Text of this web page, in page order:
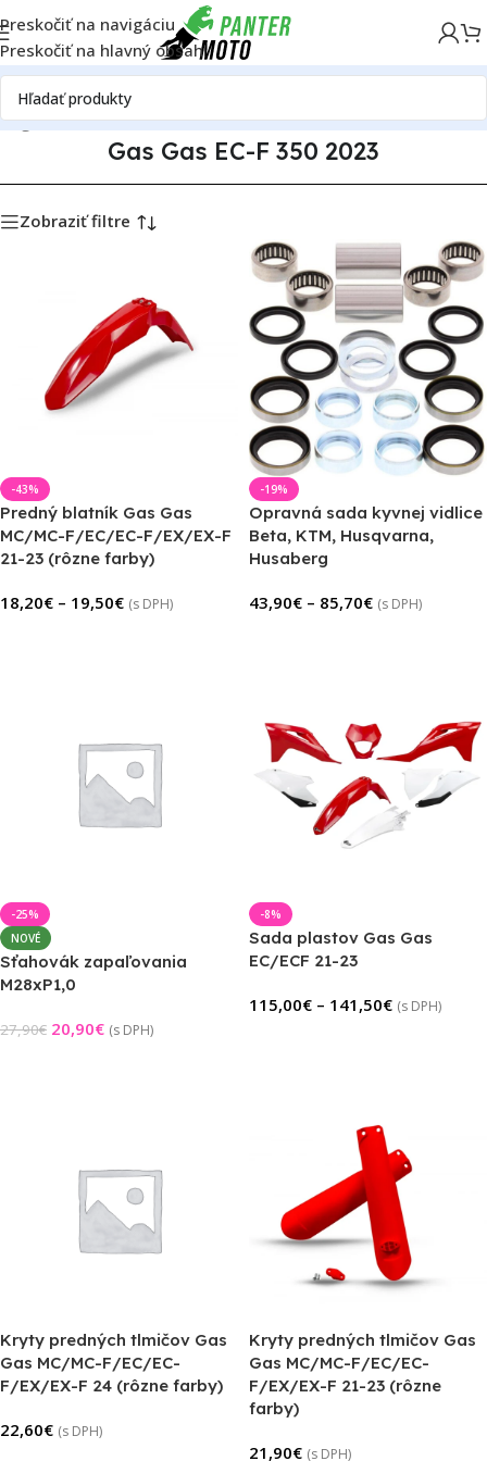
Preskočiť na navigáciu
Preskočiť na hlavný obsah
motoriekGas GasGas Gas EC-F 350Gas Gas EC-F 350 2023
Gas Gas EC-F 350 2023
Zobraziť filtre
-43%
Predný blatník Gas Gas
MC/MC-F/EC/EC-F/EX/EX-F
21-23 (rôzne farby)
18,20€ – 19,50€ (s DPH)
-19%
Opravná sada kyvnej vidlice
Beta, KTM, Husqvarna,
Husaberg
43,90€ – 85,70€ (s DPH)
-25%
NOVÉ
Sťahovák zapaľovania
M28xP1,0
27,90€ 20,90€ (s DPH)
-8%
Sada plastov Gas Gas
EC/ECF 21-23
115,00€ – 141,50€ (s DPH)
Kryty predných tlmičov Gas
Gas MC/MC-F/EC/EC-
F/EX/EX-F 24 (rôzne farby)
22,60€ (s DPH)
Kryty predných tlmičov Gas
Gas MC/MC-F/EC/EC-
F/EX/EX-F 21-23 (rôzne
farby)
21,90€ (s DPH)